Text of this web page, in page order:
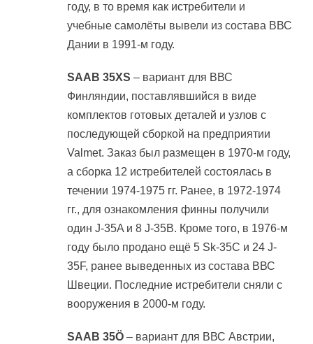
году, в то время как истребители и
учебные самолёты вывели из состава ВВС
Дании в 1991-м году.
SAAB 35XS – вариант для ВВС
Финляндии, поставлявшийся в виде
комплектов готовых деталей и узлов с
последующей сборкой на предприятии
Valmet. Заказ был размещен в 1970-м году,
а сборка 12 истребителей состоялась в
течении 1974-1975 гг. Ранее, в 1972-1974
гг., для ознакомления финны получили
один J-35A и 8 J-35B. Кроме того, в 1976-м
году было продано ещё 5 Sk-35C и 24 J-
35F, ранее выведенных из состава ВВС
Швеции. Последние истребители сняли с
вооружения в 2000-м году.
SAAB 35Ö – вариант для ВВС Австрии,